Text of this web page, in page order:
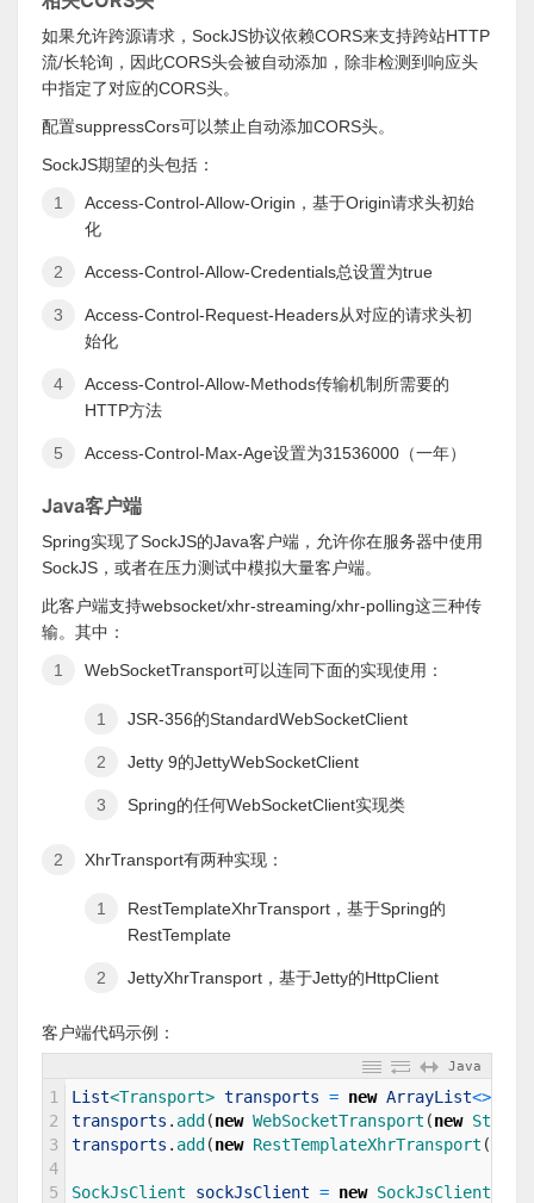
如果允许跨源请求，SockJS协议依赖CORS来支持跨站HTTP
流/长轮询，因此CORS头会被自动添加，除非检测到响应头
中指定了对应的CORS头。
配置suppressCors可以禁止自动添加CORS头。
SockJS期望的头包括：
Access-Control-Allow-Origin，基于Origin请求头初始
化
Access-Control-Allow-Credentials总设置为true
Access-Control-Request-Headers从对应的请求头初
始化
Access-Control-Allow-Methods传输机制所需要的
HTTP方法
Access-Control-Max-Age设置为31536000（一年）
Java客户端
Spring实现了SockJS的Java客户端，允许你在服务器中使用
SockJS，或者在压力测试中模拟大量客户端。
此客户端支持websocket/xhr-streaming/xhr-polling这三种传
输。其中：
WebSocketTransport可以连同下面的实现使用：
JSR-356的StandardWebSocketClient
Jetty 9的JettyWebSocketClient
Spring的任何WebSocketClient实现类
XhrTransport有两种实现：
RestTemplateXhrTransport，基于Spring的
RestTemplate
JettyXhrTransport，基于Jetty的HttpClient
客户端代码示例：
Java
1
2
3
4
5
List<Transport> transports = new ArrayList<>
transports . add (new WebSocketTransport (new
transports . add (new RestTemplateXhrTransport (
SockJsClient sockJsClient = new SockJsClient